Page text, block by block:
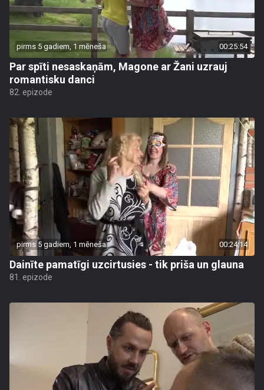
pirms 5 gadiem, 1 mēneša 00:25:54
Par spīti nesaskaņām, Magone ar Žani uzrauj
romantisku danci
82. epizode
pirms 5 gadiem, 1 mēneša 00:24:14
Dainīte pamatīgi uzcirtusies - tik priša un glauna
81. epizode